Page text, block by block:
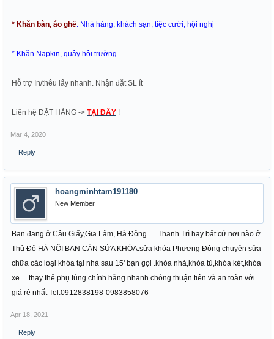
* Khăn bàn, áo ghế: Nhà hàng, khách sạn, tiệc cưới, hội nghị
* Khăn Napkin, quây hội trường.....
Hỗ trợ In/thêu lấy nhanh. Nhận đặt SL ít
Liên hệ ĐẶT HÀNG -> TẠI ĐÂY !
Mar 4, 2020
Reply
hoangminhtam191180
New Member
Ban đang ở Cầu Giấy,Gia Lâm, Hà Đông .....Thanh Trì hay bất cứ nơi nào ở
Thủ Đô HÀ NỘI BẠN CẦN SỬA KHÓA.sửa khóa Phương Đông chuyên sửa
chữa các loại khóa tại nhà sau 15' bạn gọi .khóa nhà,khóa tủ,khóa két,khóa
xe.....thay thế phụ tùng chính hãng.nhanh chóng thuận tiên và an toàn với
giá rẻ nhất Tel:0912838198-0983858076
Apr 18, 2021
Reply